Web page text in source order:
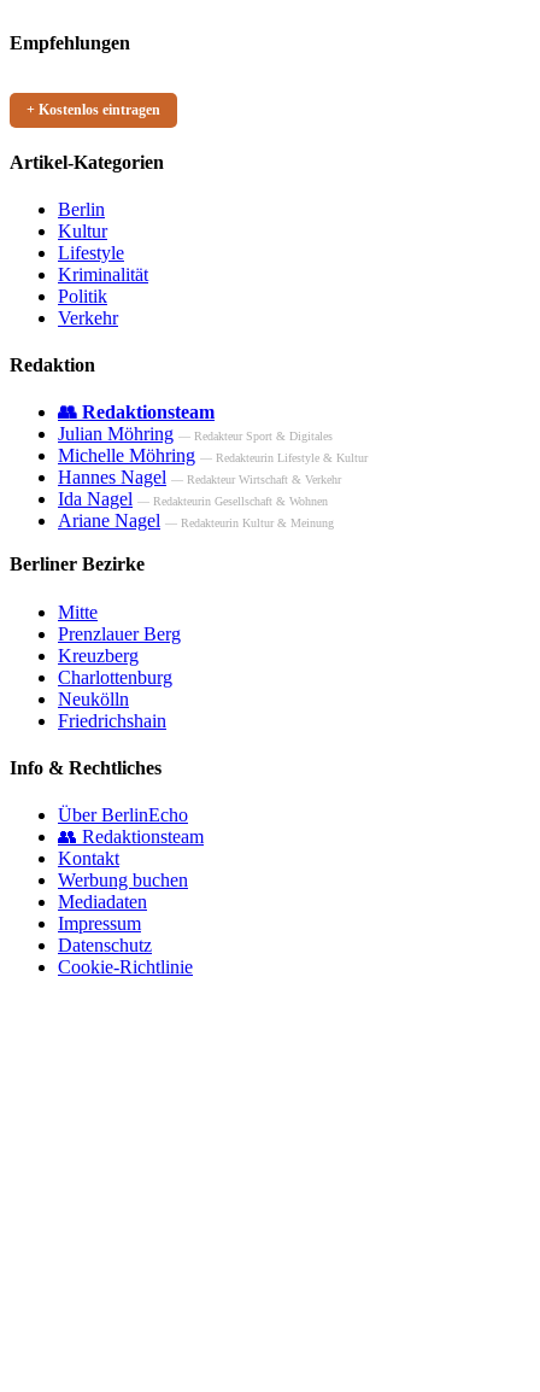
Empfehlungen
+ Kostenlos eintragen
Artikel-Kategorien
Berlin
Kultur
Lifestyle
Kriminalität
Politik
Verkehr
Redaktion
👥 Redaktionsteam
Julian Möhring — Redakteur Sport & Digitales
Michelle Möhring — Redakteurin Lifestyle & Kultur
Hannes Nagel — Redakteur Wirtschaft & Verkehr
Ida Nagel — Redakteurin Gesellschaft & Wohnen
Ariane Nagel — Redakteurin Kultur & Meinung
Berliner Bezirke
Mitte
Prenzlauer Berg
Kreuzberg
Charlottenburg
Neukölln
Friedrichshain
Info & Rechtliches
Über BerlinEcho
👥 Redaktionsteam
Kontakt
Werbung buchen
Mediadaten
Impressum
Datenschutz
Cookie-Richtlinie